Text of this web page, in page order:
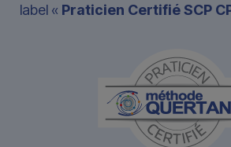
label « Praticien Certifié SCP